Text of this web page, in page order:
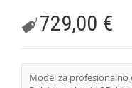
729,00 €
Model za